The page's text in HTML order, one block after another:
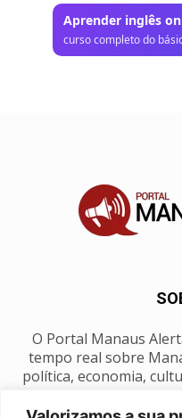
Aprender inglês
curso completo do
O Portal Manaus
tempo real sobre
política, economia,